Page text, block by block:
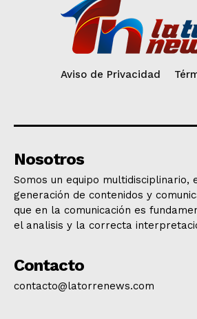
Aviso de Privacidad
Nosotros
Somos un equipo multidisciplinario,
generación de contenidos y
que en la comunicación es
el analisis y la correcta
Contacto
contacto@latorrenews.com